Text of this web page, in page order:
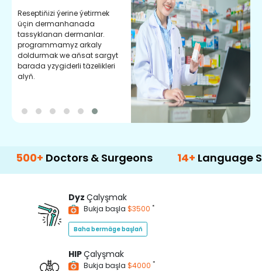
Reseptiňizi ýerine ýetirmek
üçin dermanhanada
tassyklanan dermanlar.
programmamyz arkaly
doldurmak we aňsat sargyt
barada yzygiderli täzelikleri
alyň.
Doctors & Surgeons 14+ Language Support
Dyz Çalyşmak
Bukja başla $3500 *
Baha bermäge başlaň
HIPÇalyşmak
Bukja başla $4000 *